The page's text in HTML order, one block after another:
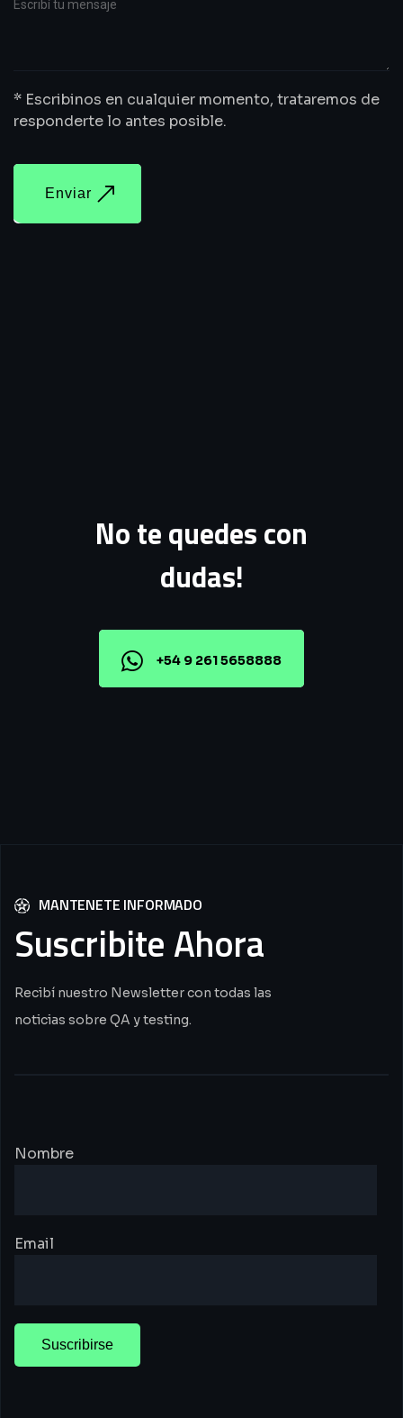
* Escribinos en cualquier momento, trataremos de
responderte lo antes posible.
Enviar
No te quedes con
dudas!
+54 9 261 5658888
MANTENETE INFORMADO
SuscribiteAhora
Recibí nuestro Newsletter con todas las
noticias sobre QA y testing.
Nombre
Email